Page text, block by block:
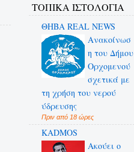
ΤΟΠΙΚΑ ΙΣΤΟΛΟΓΙΑ
ΘΗΒΑ REAL NEWS
Ανακοίνωσ
η του Δήμου
Ορχομενού
σχετικά με
τη χρήση του νερού
ύδρευσης
Πριν από 18 ώρες
KADMOS
Ακούει ο